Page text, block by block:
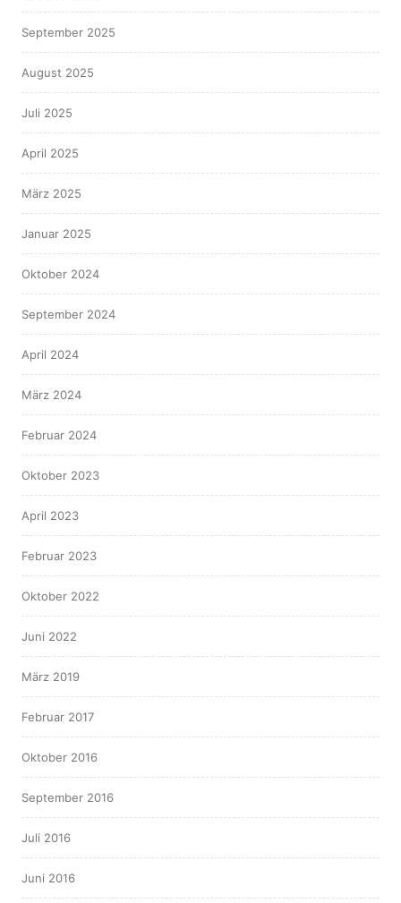
September 2025
August 2025
Juli 2025
April 2025
März 2025
Januar 2025
Oktober 2024
September 2024
April 2024
März 2024
Februar 2024
Oktober 2023
April 2023
Februar 2023
Oktober 2022
Juni 2022
März 2019
Februar 2017
Oktober 2016
September 2016
Juli 2016
Juni 2016